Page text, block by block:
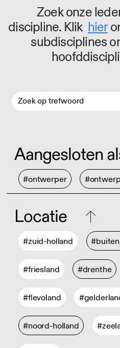
Zoek onze
discipline. Klik hier
subdisciplines
Aangesloten
#ontwerper
Locatie
#zuid-holland
#friesland #drenthe
#flevoland
#noord-holland